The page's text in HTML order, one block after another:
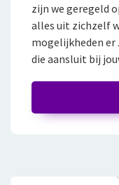
zijn we geregeld
alles uit zichzelf
mogelijkheden er
die aansluit bij